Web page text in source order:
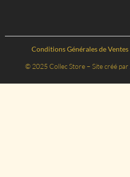
Conditions Générales de Ventes
© 2025 Collec Store – Site créé par